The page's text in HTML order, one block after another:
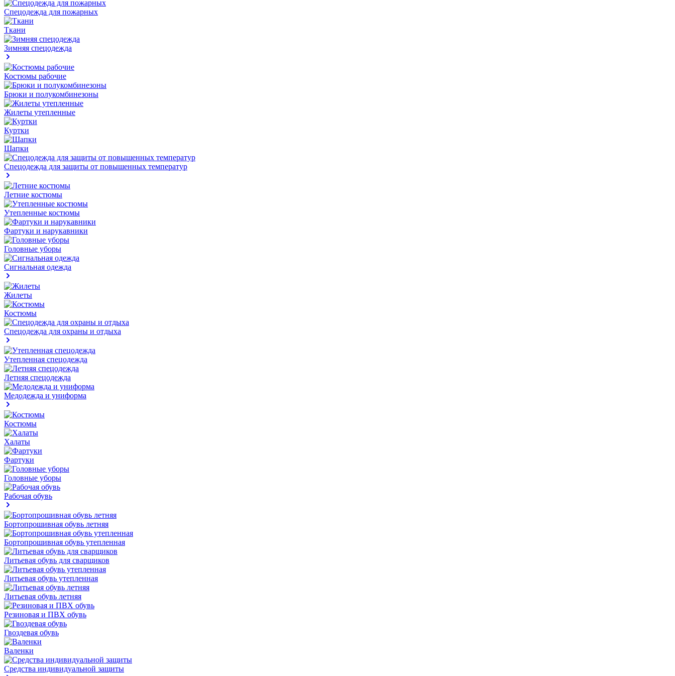
Спецодежда для пожарных
Ткани
Зимняя спецодежда
Костюмы рабочие
Брюки и полукомбинезоны
Жилеты утепленные
Куртки
Шапки
Спецодежда для защиты от повышенных температур
Летние костюмы
Утепленные костюмы
Фартуки и нарукавники
Головные уборы
Сигнальная одежда
Жилеты
Костюмы
Спецодежда для охраны и отдыха
Утепленная спецодежда
Летняя спецодежда
Медодежда и униформа
Костюмы
Халаты
Фартуки
Головные уборы
Рабочая обувь
Бортопрошивная обувь летняя
Бортопрошивная обувь утепленная
Литьевая обувь для сварщиков
Литьевая обувь утепленная
Литьевая обувь летняя
Резиновая и ПВХ обувь
Гвоздевая обувь
Валенки
Средства индивидуальной защиты